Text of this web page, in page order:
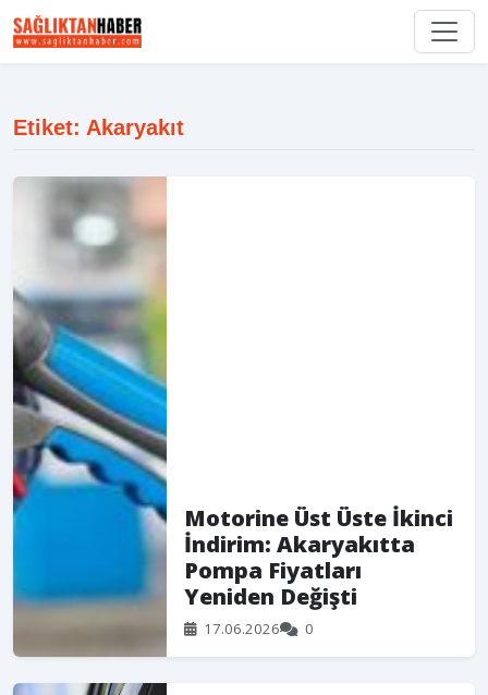
Etiket: Akaryakıt
Motorine Üst Üste İkinci
İndirim: Akaryakıtta
Pompa Fiyatları
Yeniden Değişti
17.06.2026 0